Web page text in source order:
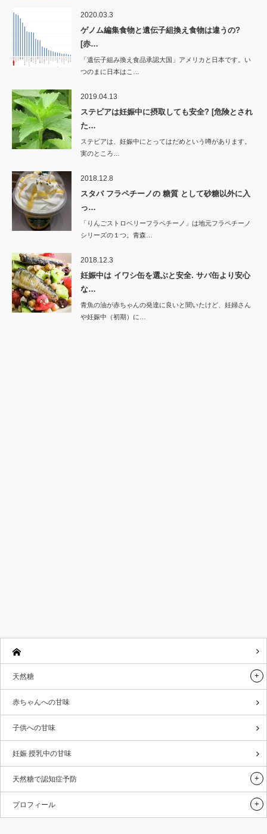
2020.03.3
ゲノム編集食物と遺伝子組換え食物は違うの?
[赤…
「遺伝子組み換え食品承認大国」アメリカと日本です。い
つのまに日本はこ…
2019.04.13
ステビアは妊娠中に摂取しても安全? [危険とされ
た…
ステビアは、妊娠中にとってはだめという噂があります。
実のところ…
2018.12.8
スタバ フラペチーノの 糖質 として砂糖以外に入
っ…
「りんごストロベリーフラペチーノ」は地元フラペチーノ
シリーズの１つ。青森…
2018.12.3
妊娠中は イワシ缶を選ぶと安全. サバ缶より安心
な…
青魚の油が赤ちゃんの発達に良いと聞いたけど、妊婦さん
や妊娠中（初期）に…
天然糖
赤ちゃんへの甘味
子供への甘味
妊娠 授乳中の甘味
天然糖で認知症予防
プロフィール